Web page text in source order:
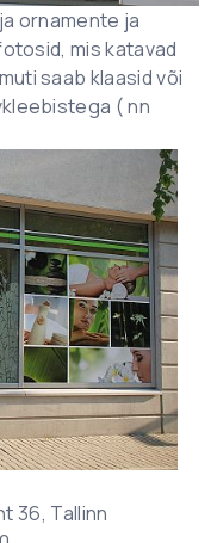
ornamente ja
mis katavad
saab klaasid või
( nn
36, Tallinn